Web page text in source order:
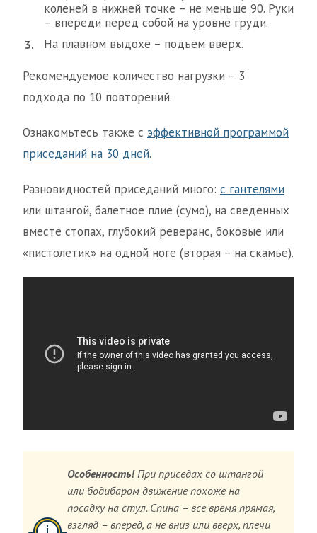
коленей в нижней точке – не меньше 90. Руки
– впереди перед собой на уровне груди.
На плавном выдохе – подъем вверх.
Рекомендуемое количество нагрузки – 3
подхода по 10 повторений.
Ознакомьтесь также с эффективной программой
приседаний на 30 дней.
Разновидностей приседаний много: с гантелями
или штангой, балетное плие (сумо), на сведенных
вместе стопах, глубокий реверанс, боковые или
«пистолетик» на одной ноге (вторая – на скамье).
Особенность!При приседах со штангой
или бодибаром движение похоже на
посадку на стул. Спина – все время прямая,
взгляд – вперед, а не вниз или вверх, плечи